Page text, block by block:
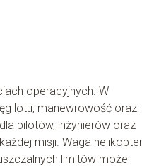
operacyjnych. W
lotu, manewrowość oraz
pilotów, inżynierów oraz
misji. Waga
limitów może